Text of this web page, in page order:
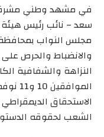
في مشهد وطني مشرف،
سعد – نائب رئيس هيئة
مجلس النواب بمحافظة
والانضباط والحرص على
النزاهة والشفافية
الاستحقاق
الشعب لحقوقه